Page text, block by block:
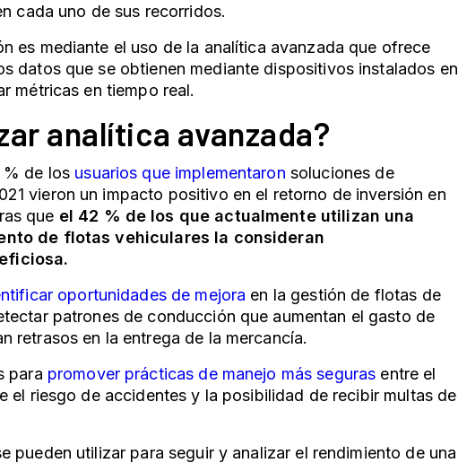
cada uno de sus recorridos.
es mediante el uso de la analítica avanzada que ofrece
datos que se obtienen mediante dispositivos instalados en
métricas en tiempo real.
analítica avanzada?
% de los usuarios que implementaron soluciones de
vieron un impacto positivo en el retorno de inversión en
que el 42 % de los que actualmente utilizan una
de flotas vehiculares la consideran
oportunidades de mejora en la gestión de flotas de
patrones de conducción que aumentan el gasto de
retrasos en la entrega de la mercancía.
para promover prácticas de manejo más seguras entre el
el riesgo de accidentes y la posibilidad de recibir multas de
pueden utilizar para seguir y analizar el rendimiento de una